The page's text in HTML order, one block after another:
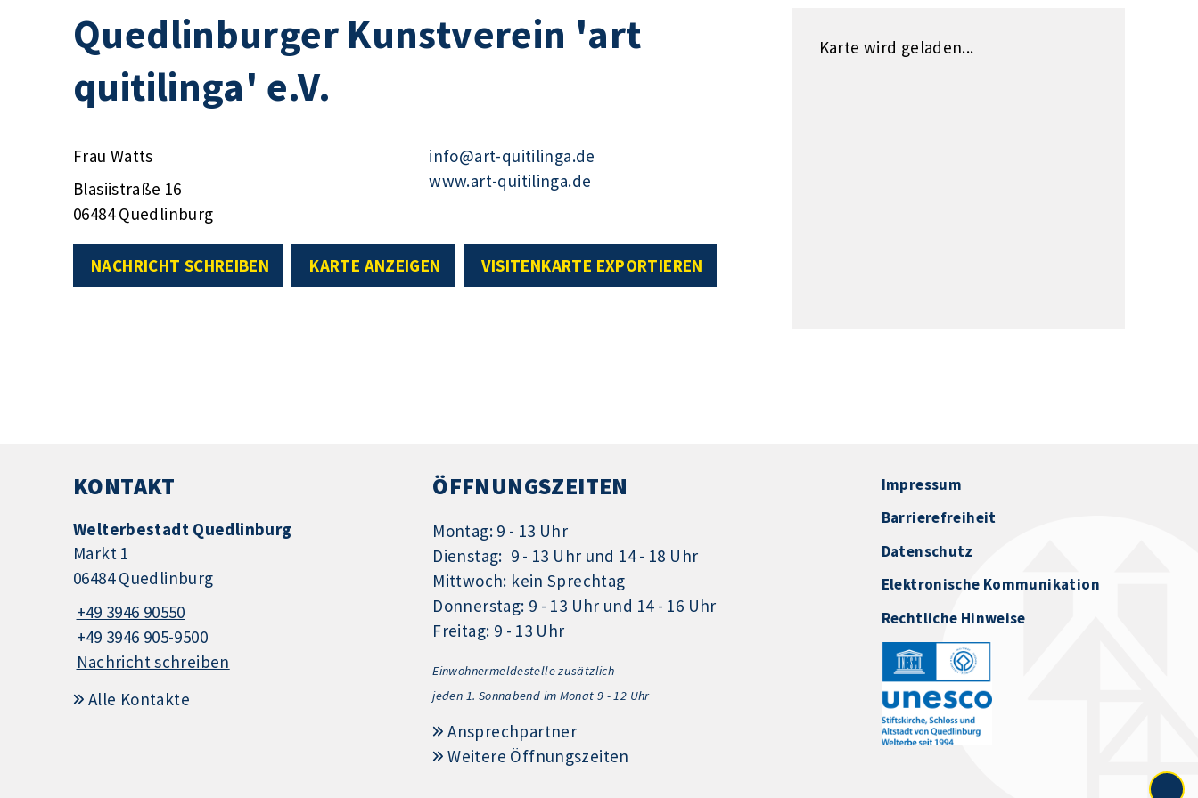
Quedlinburger Kunstverein 'art
quitilinga' e.V.
Frau Watts
Blasiistraße 16
06484 Quedlinburg
info@art-quitilinga.de
www.art-quitilinga.de
NACHRICHT SCHREIBEN KARTE ANZEIGEN VISITENKARTE EXPORTIEREN
Karte wird geladen...
KONTAKT
Welterbestadt Quedlinburg
Markt 1
06484 Quedlinburg
+49 3946 90550
+49 3946 905-9500
Nachricht schreiben
Alle Kontakte
ÖFFNUNGSZEITEN
Montag: 9 - 13 Uhr
Dienstag: 9 - 13 Uhr und 14 - 18 Uhr
Mittwoch: kein Sprechtag
Donnerstag: 9 - 13 Uhr und 14 - 16 Uhr
Freitag: 9 - 13 Uhr
Einwohnermeldestelle zusätzlich
jeden 1. Sonnabend im Monat 9 - 12 Uhr
Ansprechpartner
Weitere Öffnungszeiten
Impressum
Barrierefreiheit
Datenschutz
Elektronische Kommunikation
Rechtliche Hinweise